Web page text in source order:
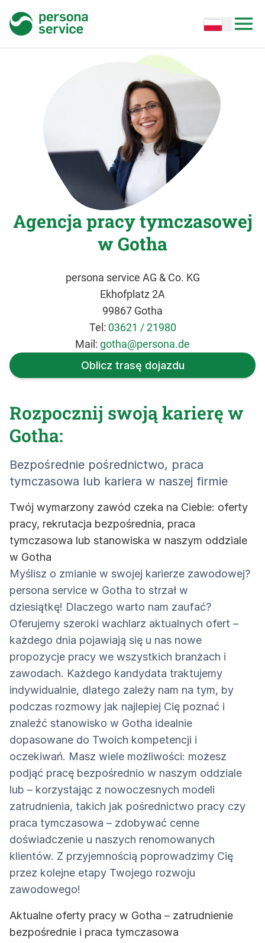
persona service Open options
Agencja pracy tymczasowej
w Gotha
persona service AG & Co. KG
Ekhofplatz 2A
99867 Gotha
Tel: 03621 / 21980
Mail: gotha@persona.de
Oblicz trasę dojazdu
Rozpocznij swoją karierę w
Gotha:
Bezpośrednie pośrednictwo, praca
tymczasowa lub kariera w naszej firmie
Twój wymarzony zawód czeka na Ciebie: oferty
pracy, rekrutacja bezpośrednia, praca
tymczasowa lub stanowiska w naszym oddziale
w Gotha
Myślisz o zmianie w swojej karierze zawodowej?
persona service w Gotha to strzał w
dziesiątkę! Dlaczego warto nam zaufać?
Oferujemy szeroki wachlarz aktualnych ofert –
każdego dnia pojawiają się u nas nowe
propozycje pracy we wszystkich branżach i
zawodach. Każdego kandydata traktujemy
indywidualnie, dlatego zależy nam na tym, by
podczas rozmowy jak najlepiej Cię poznać i
znaleźć stanowisko w Gotha idealnie
dopasowane do Twoich kompetencji i
oczekiwań. Masz wiele możliwości: możesz
podjąć pracę bezpośrednio w naszym oddziale
lub – korzystając z nowoczesnych modeli
zatrudnienia, takich jak pośrednictwo pracy czy
praca tymczasowa – zdobywać cenne
doświadczenie u naszych renomowanych
klientów. Z przyjemnością poprowadzimy Cię
przez kolejne etapy Twojego rozwoju
zawodowego!
Aktualne oferty pracy w Gotha – zatrudnienie
bezpośrednie i praca tymczasowa